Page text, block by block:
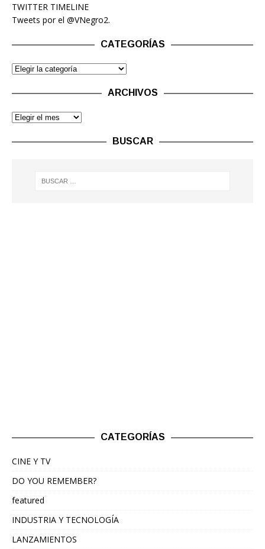
TWITTER TIMELINE
Tweets por el @VNegro2.
CATEGORÍAS
ARCHIVOS
BUSCAR
CATEGORÍAS
CINE Y TV
DO YOU REMEMBER?
featured
INDUSTRIA Y TECNOLOGÍA
LANZAMIENTOS